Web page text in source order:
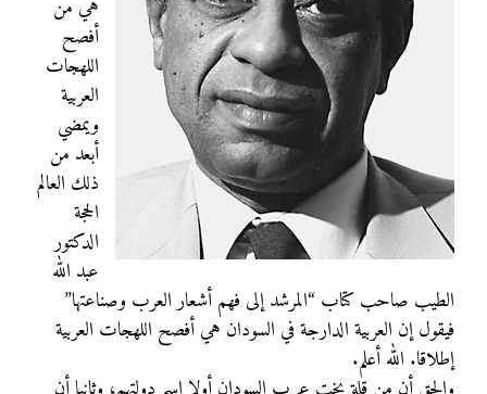
هي من
أفصح
اللهجات
العربية
ويمضي
أبعد من
ذلك العالم
الحجة
الدكتور
عبد الله
الطيب صاحب كتاب “المرشد إلى فهم أشعار العرب وصناعتها”
فيقول إن العربية الدارجة في السودان هي أفصح اللهجات العربية
إطلاقا. الله أعلم.